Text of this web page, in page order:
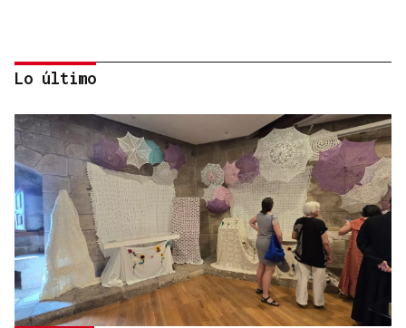
REPRESENTANTE DE EEUU EN BRASILIA
EEUU revoca el visado de la embajadora de Brasil
en el Washington
Lo último